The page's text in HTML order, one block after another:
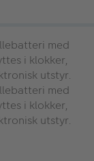
med
i klokker,
utstyr.
med
i klokker,
utstyr.